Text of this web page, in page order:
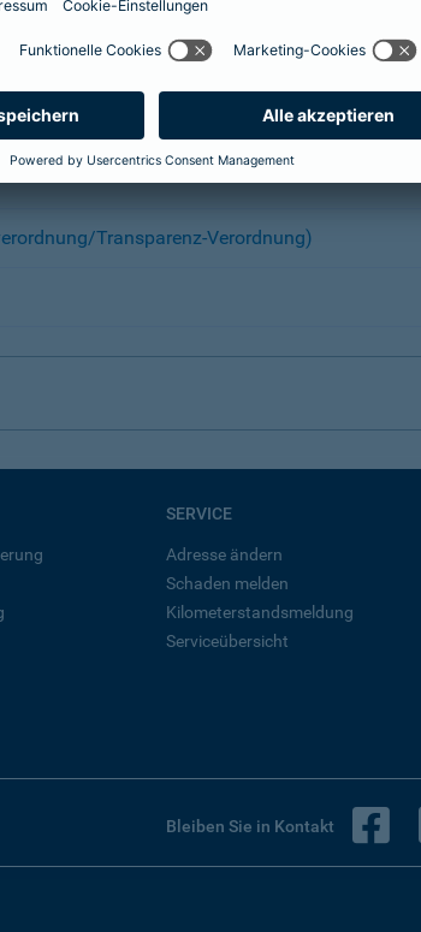
Transparenz-Verordnung)
SERVICE
Adresse ändern
Schaden melden
Kilometerstandsmeldung
Serviceübersicht
Bleiben Sie in Kontakt